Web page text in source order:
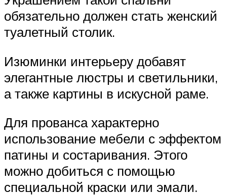
обязательно должен стать женский
туалетный столик.
Изюминки интерьеру добавят
элегантные люстры и светильники,
а также картины в искусной раме.
Для прованса характерно
использование мебели с эффектом
патины и состаривания. Этого
можно добиться с помощью
специальной краски или эмали.